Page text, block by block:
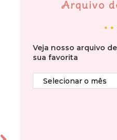
Arquivo
Veja nosso arquivo
sua favorita